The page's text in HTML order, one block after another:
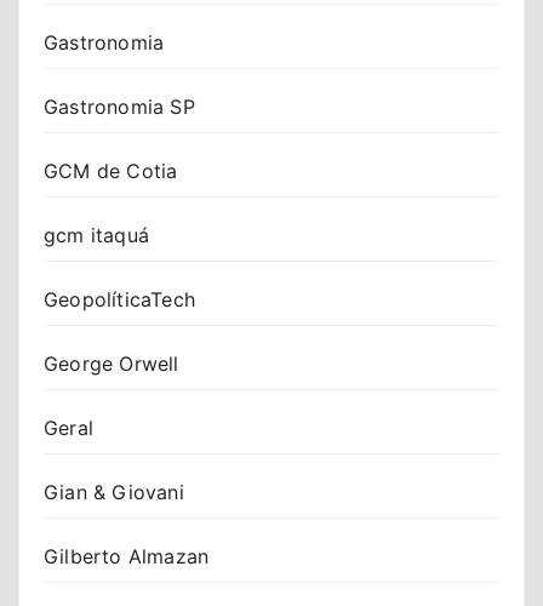
Gastronomia
Gastronomia SP
GCM de Cotia
gcm itaquá
GeopolíticaTech
George Orwell
Geral
Gian & Giovani
Gilberto Almazan